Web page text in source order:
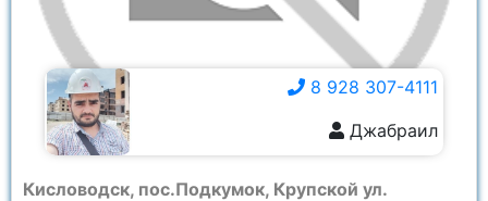
Кисловодск, пос.Подкумок, Крупской ул.
8 928 307-4111
Джабраил